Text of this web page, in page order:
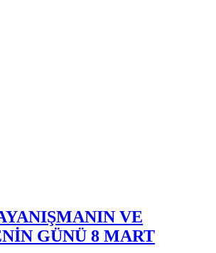
VE
GÜNÜ 8 MART